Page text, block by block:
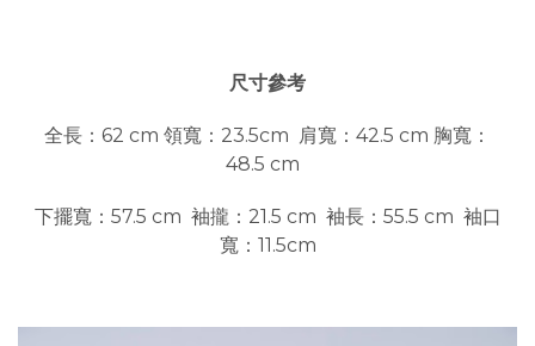
尺寸參考
全長：62 cm 領寬：23.5cm 肩寬：42.5 cm 胸寬：
48.5 cm
下擺寬：57.5 cm 袖攏：21.5 cm 袖長：55.5 cm 袖口
寬：11.5cm